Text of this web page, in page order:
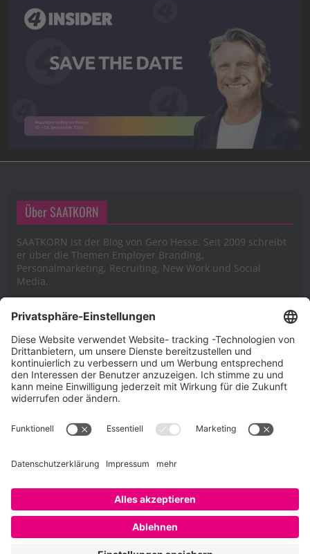
Über SAATKORN
SAATKORN ist der Blog von Gero Hesse. Seit 2009 schreibt
er über die Themen Employer Branding,
Personalmarketing, Recruiting, New Work und Social
Media.
Impressum
Impressum
Cookie-Richtlinie (EU)